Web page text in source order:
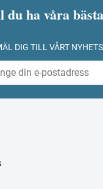
du ha våra
DIG TILL VÅRT